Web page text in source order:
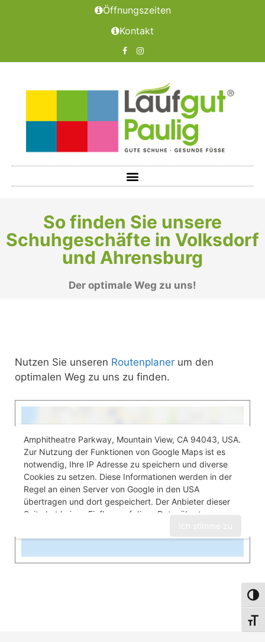
Öffnungszeiten
Kontakt
So finden Sie unsere
Schuhgeschäfte in Volksdorf
und Ahrensburg
Der optimale Weg zu uns!
Nutzen Sie unseren Routenplaner um den
optimalen Weg zu uns zu finden.
Amphitheatre Parkway, Mountain View, CA 94043, USA.
Zur Nutzung der Funktionen von Google Maps ist es
notwendig, Ihre IP Adresse zu speichern und diverse
Cookies zu setzen. Diese Informationen werden in der
Regel an einen Server von Google in den USA
übertragen und dort gespeichert. Der Anbieter dieser
Seite hat keinen Einfluss auf diese Datenübertragung.
Sie bitte zu. Weitere Informationen finden Sie in unserer